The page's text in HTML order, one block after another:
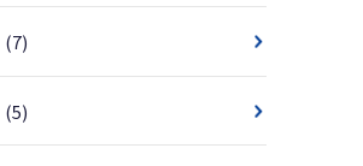
(7)
(5)